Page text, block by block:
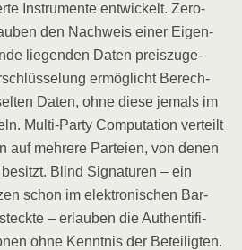
Instru­men­te ent­wi­ckelt. Zero-
den Nach­weis einer Eigen­
lie­gen­den Daten preis­zu­ge­
ermög­licht Berech­
Daten, ohne die­se jemals im
Mul­ti-Par­ty Com­pu­ta­ti­on ver­teilt
auf meh­re­re Par­tei­en, von denen
Blind Signa­tu­ren – ein
schon im elek­tro­ni­schen Bar­
– erlau­ben die Authen­ti­fi­
ohne Kennt­nis der Beteiligten.